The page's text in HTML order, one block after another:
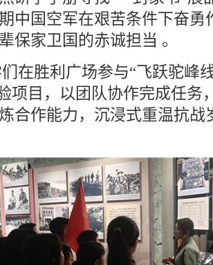
中国空军在艰苦条件下奋勇
保家卫国的赤诚担当 。
在胜利广场参与“飞跃驼峰
项目，以团队协作完成任务
合作能力，沉浸式重温抗战